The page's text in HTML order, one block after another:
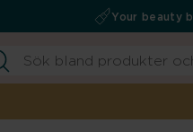
Your beauty